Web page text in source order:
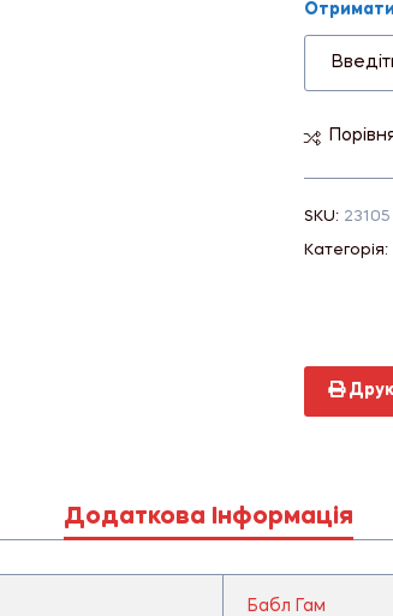
SKU: 23105
Категорія:
Друк
Додаткова Інформація
Бабл Гам